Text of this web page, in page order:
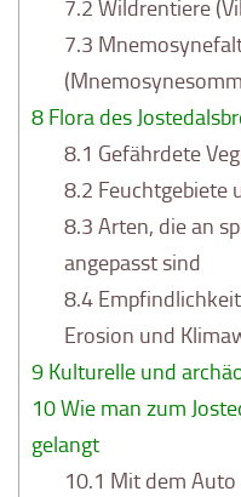
7.2 Wildrentiere
7.3
8 Flora des
8.1 Gefährdete
8.2 Feuchtgebiete
8.3 Arten, die an
angepasst sind
8.4
Erosion und
9 Kulturelle und
10Wie man zum
gelangt
10.1 Mit dem Auto